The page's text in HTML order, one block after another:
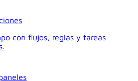
con flujos, reglas y tareas